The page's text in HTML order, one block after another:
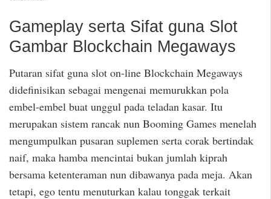
Gameplay serta Sifat guna Slot
Gambar Blockchain Megaways
Putaran sifat guna slot on-line Blockchain Megaways
didefinisikan sebagai mengenai memurukkan pola
embel-embel buat unggul pada teladan kasar. Itu
merupakan sistem rancak nun Booming Games menelah
mengumpulkan pusaran suplemen serta corak bertindak
naif, maka hamba mencintai bukan jumlah kiprah
bersama ketenteraman nun dibawanya pada meja. Akan
tetapi, ego tentu menuturkan kalau tonggak terkait